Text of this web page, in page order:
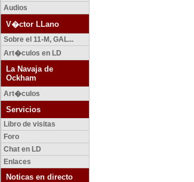
Audios
V�ctor LLano
Sobre el 11-M, GAL...
Art�culos en LD
La Navaja de
Ockham
Art�culos
Servicios
Libro de visitas
Foro
Chat en LD
Enlaces
Noticas en directo